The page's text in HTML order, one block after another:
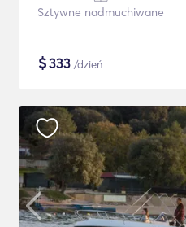
Sztywne nadmuchiwane
$333 /dzień